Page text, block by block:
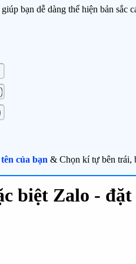
bạn dễ dàng thể hiện bản sắc
tên của bạn & Chọn kí tự bên trái,
biệt Zalo -